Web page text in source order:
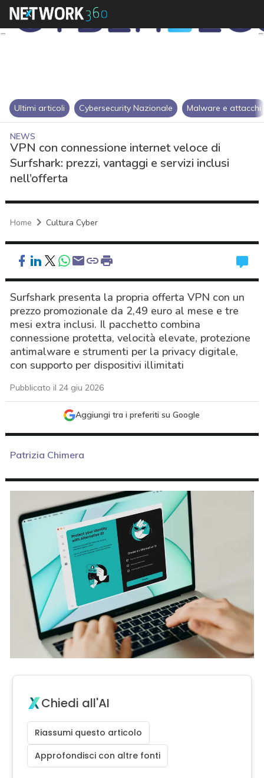
Ultimi articoli Cybersecurity Nazionale Malware e attacchi
NEWS
VPN con connessione internet veloce di
Surfshark: prezzi, vantaggi e servizi inclusi
nell’offerta
Home Cultura Cyber
Surfshark presenta la propria offerta VPN con un
prezzo promozionale da 2,49 euro al mese e tre
mesi extra inclusi. Il pacchetto combina
connessione protetta, velocità elevate, protezione
antimalware e strumenti per la privacy digitale,
con supporto per dispositivi illimitati
Pubblicato il 24 giu 2026
Aggiungi tra i preferiti su Google
Patrizia Chimera
Chiedi all'AI
Riassumi questo articolo
Approfondisci con altre fonti